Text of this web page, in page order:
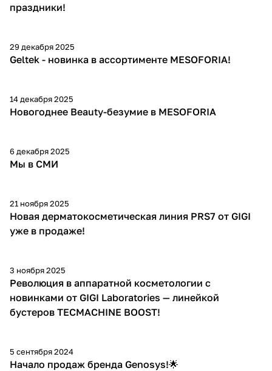
праздники!
29 декабря 2025
Geltek - новинка в ассортименте MESOFORIA!
14 декабря 2025
Новогоднее Beauty-безумие в MESOFORIA
6 декабря 2025
Мы в СМИ
21 ноября 2025
Новая дерматокосметическая линия PRS7 от GIGI
уже в продаже!
3 ноября 2025
Революция в аппаратной косметологии с
новинками от GIGI Laboratories — линейкой
бустеров TECMACHINE BOOST!
5 сентября 2024
Начало продаж бренда Genosys!🌟